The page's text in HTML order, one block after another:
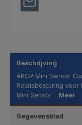
Beschrijving
AKCP Mini Sensor
Relaisbesturing voor
Mini Sensor… Meer
Gegevensblad